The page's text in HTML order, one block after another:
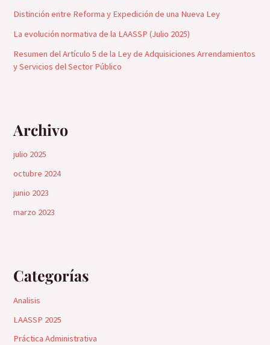
Distinción entre Reforma y Expedición de una Nueva Ley
La evolución normativa de la LAASSP (Julio 2025)
Resumen del Artículo 5 de la Ley de Adquisiciones Arrendamientos
y Servicios del Sector Público
Archivo
julio 2025
octubre 2024
junio 2023
marzo 2023
Categorías
Analisis
LAASSP 2025
Práctica Administrativa